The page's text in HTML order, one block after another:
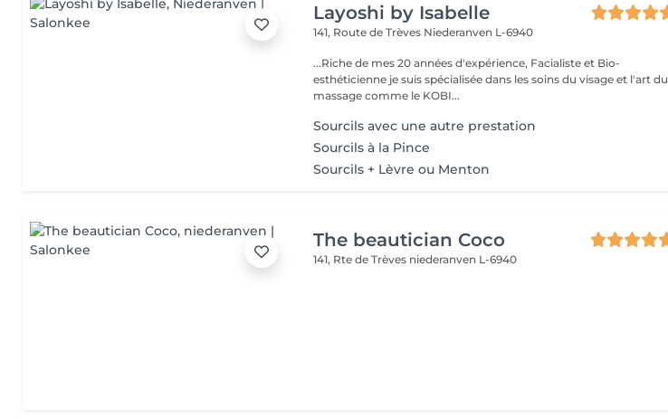
Layoshi by Isabelle
141, Route de Trèves Niederanven L-6940
...Riche de mes 20 années d'expérience, Facialiste et Bio-
esthéticienne je suis spécialisée dans les soins du visage et l'art du
massage comme le KOBI...
Sourcils avec une autre prestation
Sourcils à la Pince
Sourcils + Lèvre ou Menton
The beautician Coco
141, Rte de Trèves niederanven L-6940